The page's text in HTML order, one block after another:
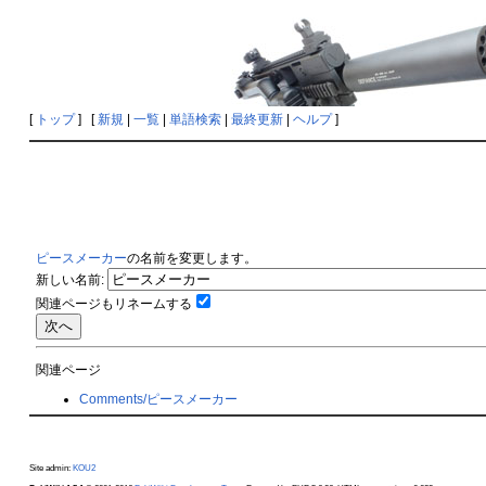
[ トップ] [新規| 一覧| 単語検索| 最終更新| ヘルプ]
ピースメーカーの名前を変更します。
新しい名前:
関連ページもリネームする
関連ページ
Comments/ピースメーカー
Site admin: KOU2